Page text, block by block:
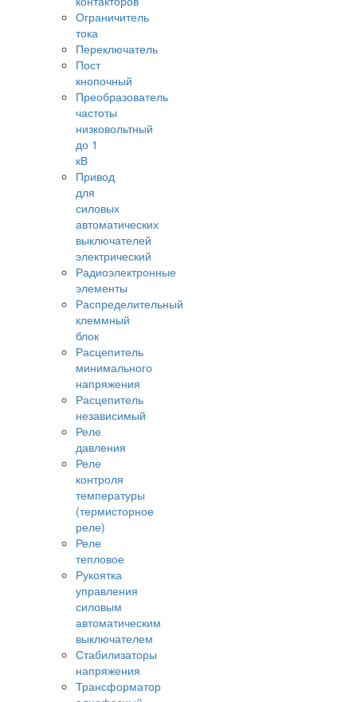
Ограничитель
тока
Переключатель
Пост
кнопочный
Преобразователь
частоты
низковольтный
до 1
кВ
Привод
для
силовых
автоматических
выключателей
электрический
Радиоэлектронные
элементы
Распределительный
клеммный
блок
Расцепитель
минимального
напряжения
Расцепитель
независимый
Реле
давления
Реле
контроля
температуры
(термисторное
реле)
Реле
тепловое
Рукоятка
управления
силовым
автоматическим
выключателем
Стабилизаторы
напряжения
Трансформатор